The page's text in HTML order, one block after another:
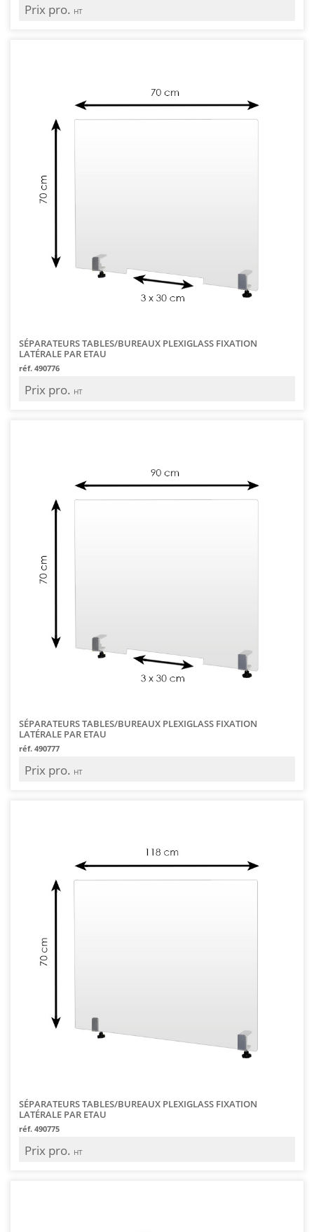
Prix pro. HT
SÉPARATEURS TABLES/BUREAUX PLEXIGLASS FIXATION
LATÉRALE PAR ETAU
réf. 490776
Prix pro. HT
SÉPARATEURS TABLES/BUREAUX PLEXIGLASS FIXATION
LATÉRALE PAR ETAU
réf. 490777
Prix pro. HT
SÉPARATEURS TABLES/BUREAUX PLEXIGLASS FIXATION
LATÉRALE PAR ETAU
réf. 490775
Prix pro. HT